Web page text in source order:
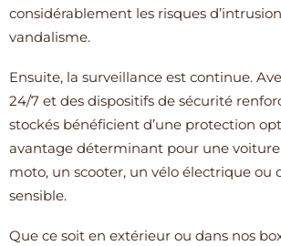
considérablement les risques
vandalisme.
Ensuite, la surveillance est continue.
24/7 et des dispositifs de sécurité
stockés bénéficient d’une protection
avantage déterminant pour une
moto, un scooter, un vélo électrique ou
sensible.
Que ce soit en extérieur ou dans nos